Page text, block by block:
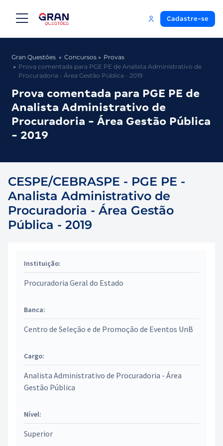
Cadastre-se
Gran Questões Concursos
Provas
Prova comentada para PGE PE de Analista Administrativo de
Procuradoria - Área Gestão Pública - 2019
Prova comentada para PGE PE de
Analista Administrativo de
Procuradoria - Área Gestão Pública
- 2019
CESPE/CEBRASPE - PGE PE -
Analista Administrativo de
Procuradoria - Área Gestão
Pública - 2019
Instituição:
Procuradoria Geral do Estado
Banca:
Centro de Seleção e de Promoção de Eventos UnB
Cargo:
Analista Administrativo de Procuradoria - Área
Gestão Pública
Nível:
Superior